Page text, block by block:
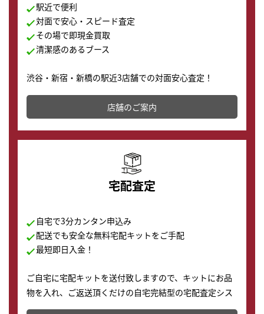
駅近で便利
対面で安心・スピード査定
その場で即現金買取
清潔感のあるブース
渋谷・新宿・新橋の駅近3店舗での対面安心査定！
その場で現金買取致します。渋谷本店では、時計販売の
店舗を併設しており、下取りに出してお得に新しい時計
の購入もできます♪
店舗のご案内
宅配査定
自宅で3分カンタン申込み
配送でも安全な無料宅配キットをご手配
最短即日入金！
ご自宅に宅配キットを送付致しますので、キットにお品
物を入れ、ご返送頂くだけの自宅完結型の宅配査定シス
テムです。